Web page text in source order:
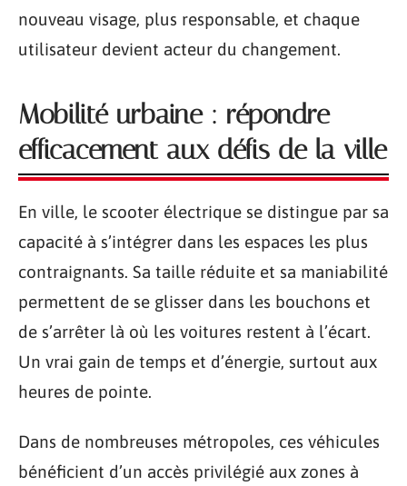
nouveau visage, plus responsable, et chaque
utilisateur devient acteur du changement.
Mobilité urbaine : répondre
efficacement aux défis de la ville
En ville, le scooter électrique se distingue par sa
capacité à s’intégrer dans les espaces les plus
contraignants. Sa taille réduite et sa maniabilité
permettent de se glisser dans les bouchons et
de s’arrêter là où les voitures restent à l’écart.
Un vrai gain de temps et d’énergie, surtout aux
heures de pointe.
Dans de nombreuses métropoles, ces véhicules
bénéficient d’un accès privilégié aux zones à